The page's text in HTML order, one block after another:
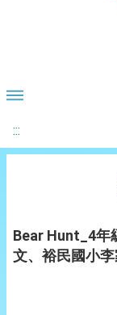
:::
Bear Hunt_4年
文、裕民國小